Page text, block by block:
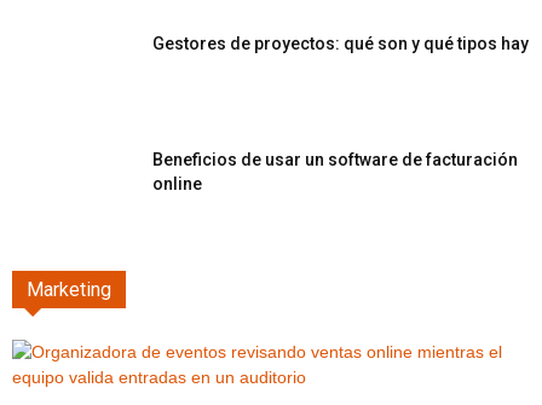
Gestores de proyectos: qué son y qué tipos hay
Beneficios de usar un software de facturación
online
Marketing